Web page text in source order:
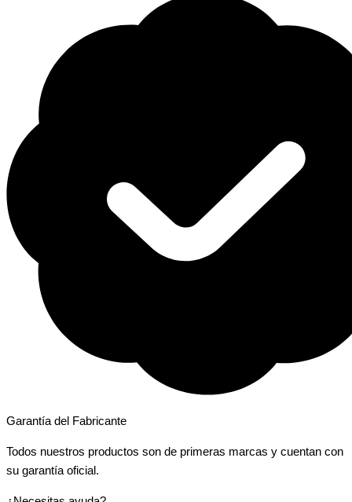
Garantía del Fabricante
Todos nuestros productos son de primeras marcas y cuentan con
su garantía oficial.